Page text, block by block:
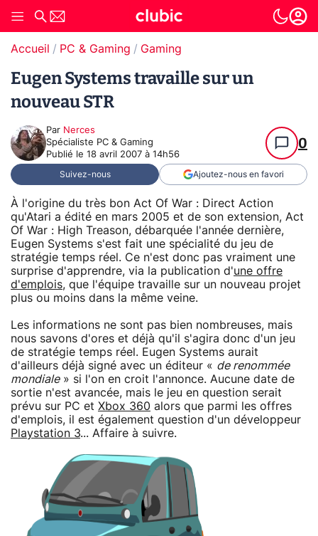
Accueil PC & Gaming Gaming
Eugen Systems travaille sur un
nouveau STR
Par Nerces
Spécialiste PC & Gaming
Publié le 18 avril 2007 à 14h56
0
Suivez-nous Ajoutez-nous en favori
À l'origine du très bon Act Of War : Direct Action
qu'Atari a édité en mars 2005 et de son extension, Act
Of War : High Treason, débarquée l'année dernière,
Eugen Systems s'est fait une spécialité du jeu de
stratégie temps réel. Ce n'est donc pas vraiment une
surprise d'apprendre, via la publication d'une offre
d'emplois, que l'équipe travaille sur un nouveau projet
plus ou moins dans la même veine.
Les informations ne sont pas bien nombreuses, mais
nous savons d'ores et déjà qu'il s'agira donc d'un jeu
de stratégie temps réel. Eugen Systems aurait
d'ailleurs déjà signé avec un éditeur « de renommée
mondiale» si l'on en croit l'annonce. Aucune date de
sortie n'est avancée, mais le jeu en question serait
prévu sur PC et Xbox 360 alors que parmi les offres
d'emplois, il est également question d'un développeur
Playstation 3... Affaire à suivre.